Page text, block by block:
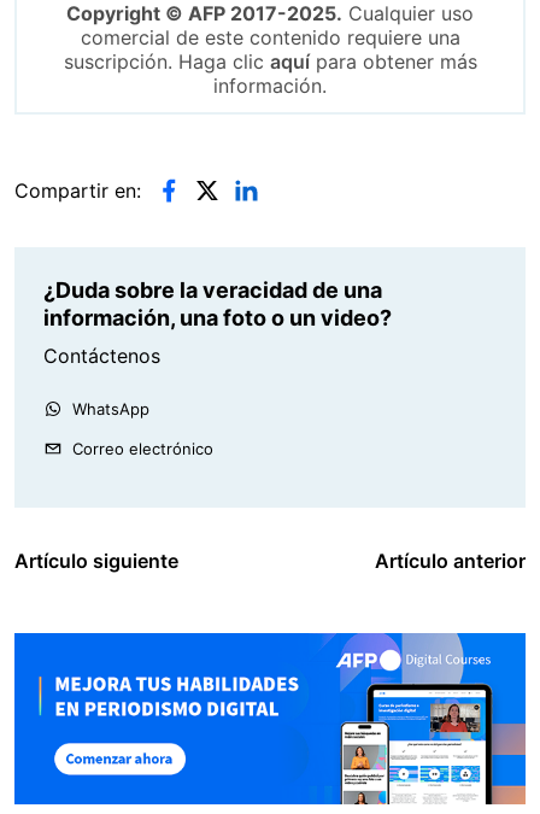
Copyright © AFP 2017-2025. Cualquier uso
comercial de este contenido requiere una
suscripción. Haga clic aquípara obtener más
información.
Compartir en:
¿Duda sobre la veracidad de una
información, una foto o un video?
Contáctenos
WhatsApp
Correo electrónico
Artículo siguiente Artículo anterior